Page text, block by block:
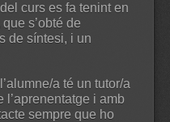
curs es fa tenint en
s’obté de
de síntesi, i un
a té un tutor/a
i amb
sempre que ho